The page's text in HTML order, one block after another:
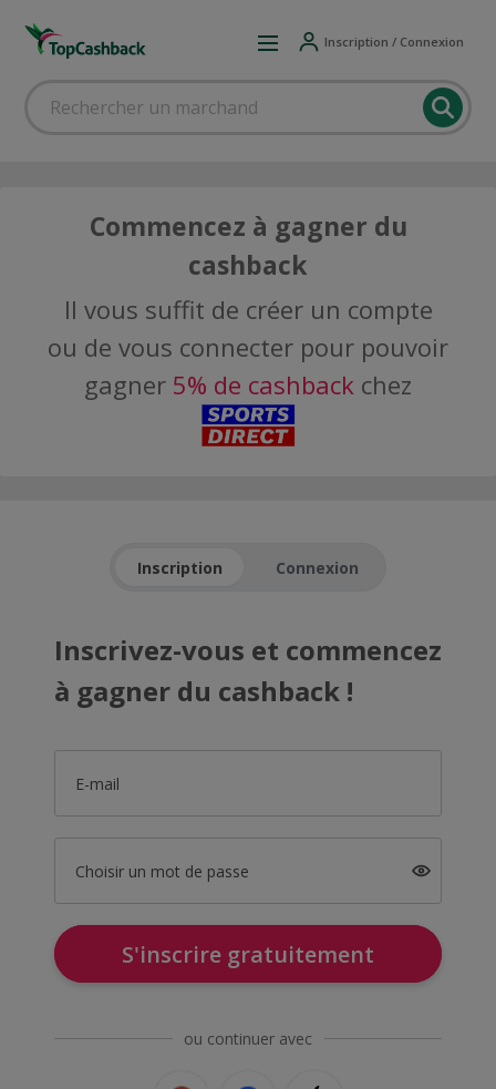
Inscription / Connexion
Commencez à gagner du
cashback
Il vous suffit de créer un compte
ou de vous connecter pour pouvoir
gagner 5% de cashback chez
Inscription Connexion
Inscrivez-vous et commencez
à gagner du cashback !
E-mail
Choisir un mot de passe
S'inscrire gratuitement
ou continuer avec